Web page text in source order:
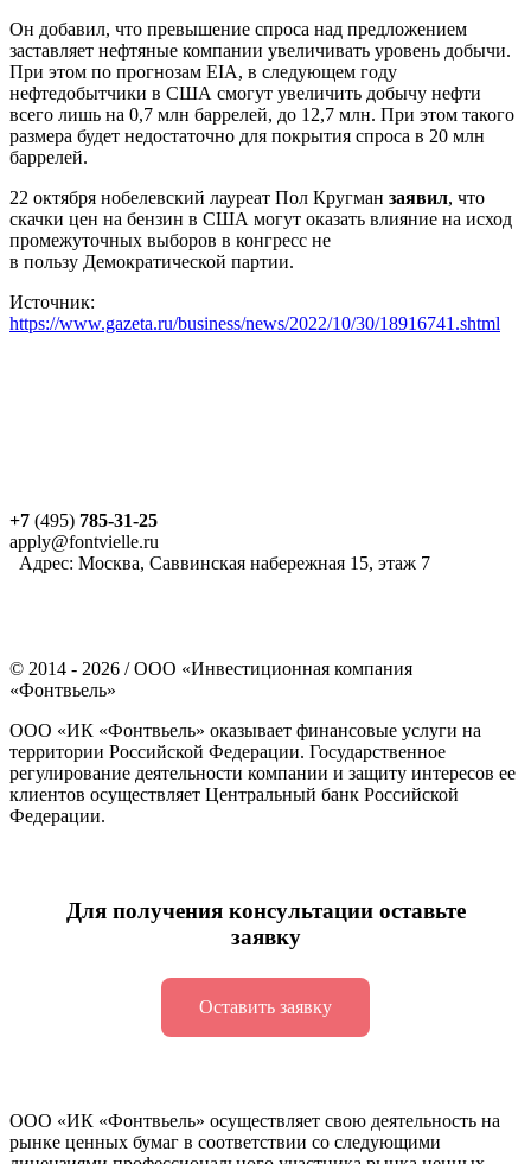
Он добавил, что превышение спроса над предложением
заставляет нефтяные компании увеличивать уровень добычи.
При этом по прогнозам EIA, в следующем году
нефтедобытчики в США смогут увеличить добычу нефти
всего лишь на 0,7 млн баррелей, до 12,7 млн. При этом такого
размера будет недостаточно для покрытия спроса в 20 млн
баррелей.
22 октября нобелевский лауреат Пол Кругман заявил, что
скачки цен на бензин в США могут оказать влияние на исход
промежуточных выборов в конгресс не
в пользу Демократической партии.
Источник:
https://www.gazeta.ru/business/news/2022/10/30/18916741.shtml
+7 (495) 785-31-25
apply@fontvielle.ru
Адрес: Москва, Саввинская набережная 15, этаж 7
© 2014 - 2026 / ООО «Инвестиционная компания
«Фонтвьель»
ООО «ИК «Фонтвьель» оказывает финансовые услуги на
территории Российской Федерации. Государственное
регулирование деятельности компании и защиту интересов ее
клиентов осуществляет Центральный банк Российской
Федерации.
Для получения консультации оставьте
заявку
Оставить заявку
ООО «ИК «Фонтвьель» осуществляет свою деятельность на
рынке ценных бумаг в соответствии со следующими